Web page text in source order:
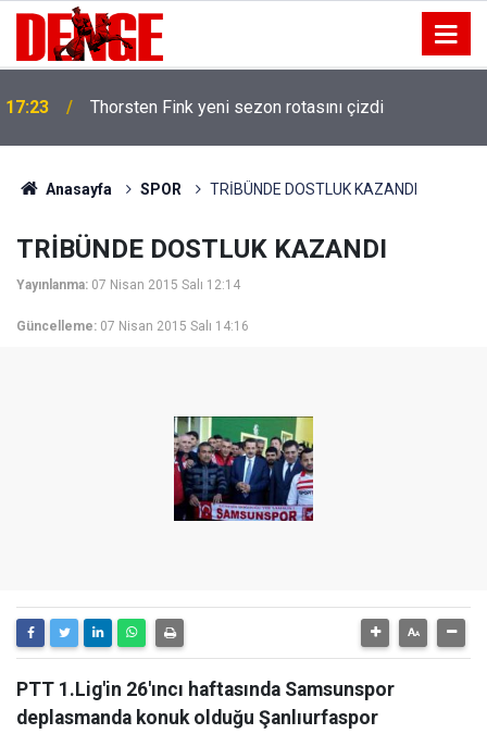
17:23 Thorsten Fink yeni sezon rotasını çizdi
Anasayfa SPOR TRİBÜNDE DOSTLUK KAZANDI
TRİBÜNDE DOSTLUK KAZANDI
Yayınlanma: 07 Nisan 2015 Salı 12:14
Güncelleme: 07 Nisan 2015 Salı 14:16
PTT 1.Lig'in 26'ıncı haftasında Samsunspor
deplasmanda konuk olduğu Şanlıurfaspor